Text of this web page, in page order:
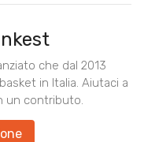
che dal 2013
in Italia. Aiutaci a
un contributo.